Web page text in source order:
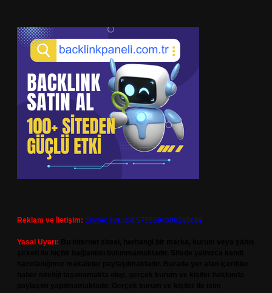
Reklam ve İletişim: Skype: live:.cid.575569c608265c69
Yasal Uyarı: